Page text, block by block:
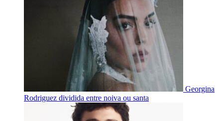
Georgina
Rodriguez dividida entre noiva ou santa